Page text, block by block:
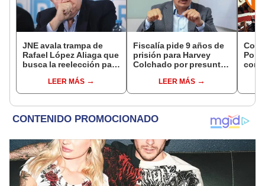
JNE avala trampa de
Rafael López Aliaga que
busca la reelección para
LEER MÁS
Fiscalía pide 9 años de
prisión para Harvey
Colchado por presunta
incompatible y falsedad
ideológica
LEER MÁS